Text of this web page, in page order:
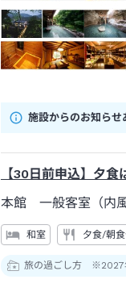
施設からのお知らせ
【30日前申込】夕
本館 一般客室（内
和室 夕食/朝
旅の過ごし方 ※2027